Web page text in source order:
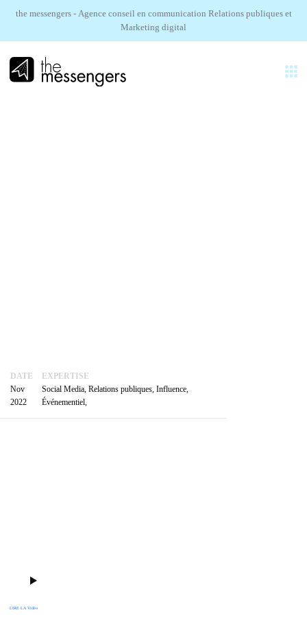
the messengers - Agence conseil en communication Relations publiques et
Marketing digital
DATE
Nov
2022
EXPERTISE
Social Media, Relations publiques, Influence,
Événementiel,
LIRE LA Vidéo